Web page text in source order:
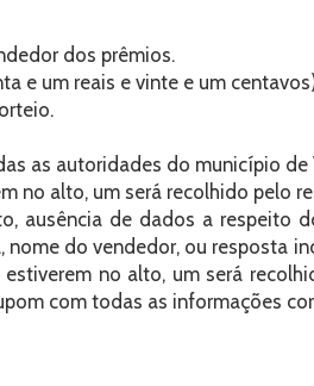
dos prêmios.
e um reais e vinte e um
as autoridades do município
no alto, um será recolhido pelo
ausência de dados a respeito
do vendedor, ou resposta
no alto, um será
com todas as informações